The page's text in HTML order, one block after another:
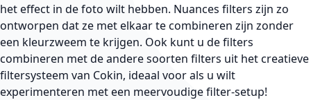
het effect in de foto wilt hebben. Nuances filters zijn zo
ontworpen dat ze met elkaar te combineren zijn zonder
een kleurzweem te krijgen. Ook kunt u de filters
combineren met de andere soorten filters uit het creatieve
filtersysteem van Cokin, ideaal voor als u wilt
experimenteren met een meervoudige filter-setup!